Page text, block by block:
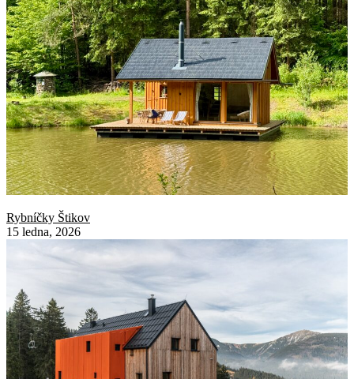
Rybníčky Štikov
15 ledna, 2026